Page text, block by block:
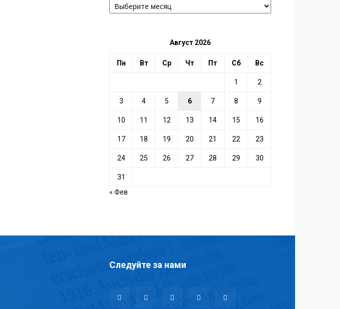
ПО
Август 2026
Пн Вт Ср Чт Пт Сб Вс
1 2
3 4 5 6 7 8 9
10 11 12 13 14 15 16
17 18 19 20 21 22 23
24 25 26 27 28 29 30
31
« Фев
Следуйте за нами